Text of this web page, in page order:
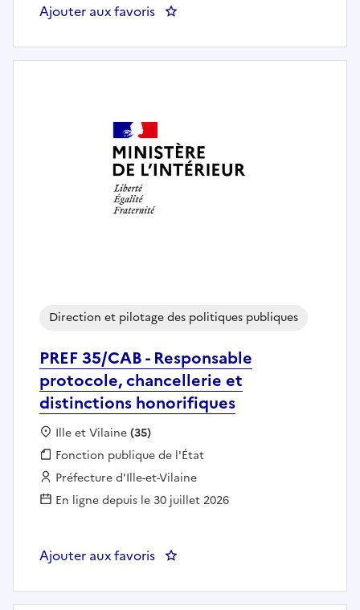
Ajouter aux favoris : Chargé / chargée de mission à
PREF 35/CAB - Responsable
protocole, chancellerie et
distinctions honorifiques
Direction et pilotage des politiques publiques
Localisation :
Ille et Vilaine(35)
Fonction publique :
Fonction publique de l'État
Employeur :
Préfecture d'Ille-et-Vilaine
En ligne depuis le 30 juillet 2026
Ajouter aux favoris : PREF 35/CAB - Responsable